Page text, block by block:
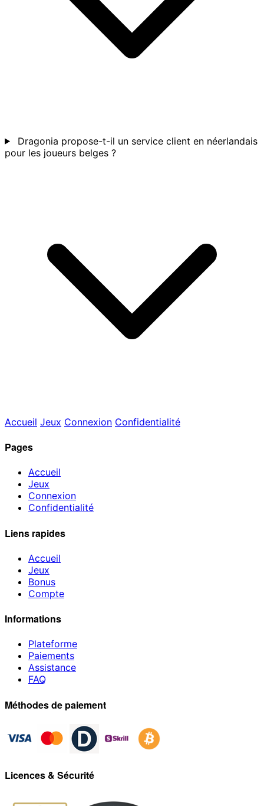
Dragonia propose-t-il un service client en néerlandais
pour les joueurs belges ?
Accueil Jeux Connexion Confidentialité
Pages
Accueil
Jeux
Connexion
Confidentialité
Liens rapides
Accueil
Jeux
Bonus
Compte
Informations
Plateforme
Paiements
Assistance
FAQ
Méthodes de paiement
Licences & Sécurité